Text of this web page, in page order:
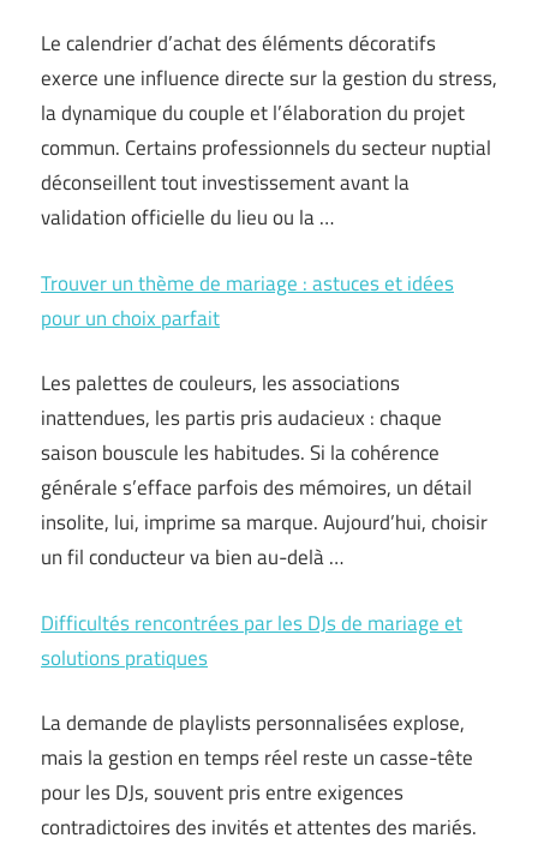
Le calendrier d’achat des éléments décoratifs
exerce une influence directe sur la gestion du stress,
la dynamique du couple et l’élaboration du projet
commun. Certains professionnels du secteur nuptial
déconseillent tout investissement avant la
validation officielle du lieu ou la …
Trouver un thème de mariage : astuces et idées
pour un choix parfait
Les palettes de couleurs, les associations
inattendues, les partis pris audacieux : chaque
saison bouscule les habitudes. Si la cohérence
générale s’efface parfois des mémoires, un détail
insolite, lui, imprime sa marque. Aujourd’hui, choisir
un fil conducteur va bien au-delà …
Difficultés rencontrées par les DJs de mariage et
solutions pratiques
La demande de playlists personnalisées explose,
mais la gestion en temps réel reste un casse-tête
pour les DJs, souvent pris entre exigences
contradictoires des invités et attentes des mariés.